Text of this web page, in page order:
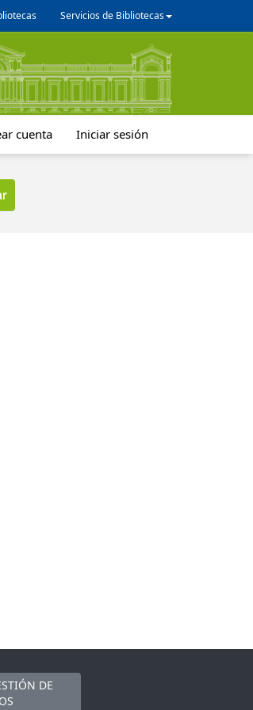
Servicios de Bibliotecas
cuenta Iniciar sesión
DE